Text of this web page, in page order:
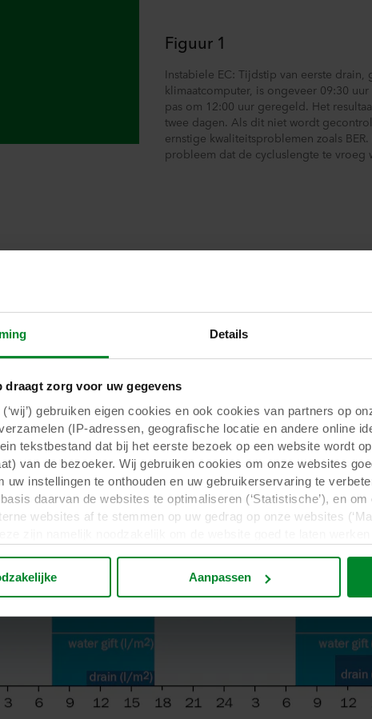
Details
draagt zorg voor uw gegevens
gebruiken eigen cookies en ook cookies van partners op
(IP-adressen, geografische locatie en andere online
tekstbestand dat bij het eerste bezoek op een website wordt
van de bezoeker. Wij gebruiken cookies om onze websites
uw instellingen te onthouden en uw gebruikerservaring te
daarvan de websites te optimaliseren (‘Statistische’), en
websites af te stemmen op uw gedrag op onze websites
over uw gebruik van onze websites kan worden verstrekt aan
op basis van uw gebruik van hun diensten. Deze partners
de Verenigde Staten. Door cookies te accepteren, erkent u
informatie over de doeleinden, algemene beschrijvingen van
het privacybeleid van onze potentiële partners en hoe lang
Aanpassen
Figuur 1
Instabiele EC: Tijdstip van eerste
klimaatcomputer, is ongeveer 09:30
pas om 12:00 uur geregeld. Het
twee dagen. Als dit niet wordt
ernstige kwaliteitsproblemen zoals
probleem dat de cycluslengte te vroeg
een ander voorbeeld van hoe de cycluslengte de EC
Hier is de cycluslengte te kort, wat resulteert in een te late